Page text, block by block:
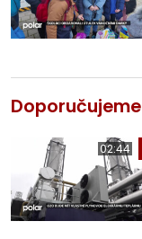
Doporučujeme
02:44